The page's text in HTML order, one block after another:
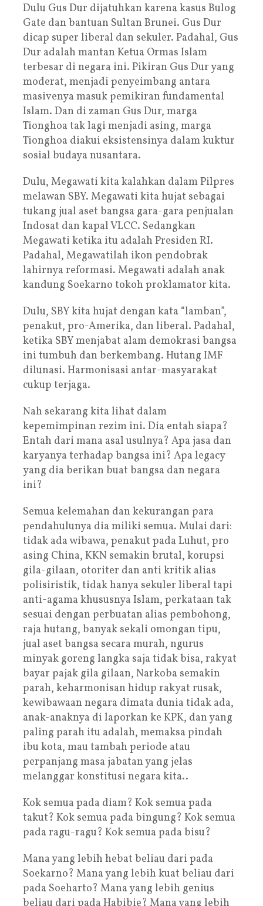
Dulu Gus Dur dijatuhkan karena kasus Bulog
Gate dan bantuan Sultan Brunei. Gus Dur
dicap super liberal dan sekuler. Padahal, Gus
Dur adalah mantan Ketua Ormas Islam
terbesar di negara ini. Pikiran Gus Dur yang
moderat, menjadi penyeimbang antara
masivenya masuk pemikiran fundamental
Islam. Dan di zaman Gus Dur, marga
Tionghoa tak lagi menjadi asing, marga
Tionghoa diakui eksistensinya dalam kuktur
sosial budaya nusantara.
Dulu, Megawati kita kalahkan dalam Pilpres
melawan SBY. Megawati kita hujat sebagai
tukang jual aset bangsa gara-gara penjualan
Indosat dan kapal VLCC. Sedangkan
Megawati ketika itu adalah Presiden RI.
Padahal, Megawatilah ikon pendobrak
lahirnya reformasi. Megawati adalah anak
kandung Soekarno tokoh proklamator kita.
Dulu, SBY kita hujat dengan kata “lamban”,
penakut, pro-Amerika, dan liberal. Padahal,
ketika SBY menjabat alam demokrasi bangsa
ini tumbuh dan berkembang. Hutang IMF
dilunasi. Harmonisasi antar-masyarakat
cukup terjaga.
Nah sekarang kita lihat dalam
kepemimpinan rezim ini. Dia entah siapa?
Entah dari mana asal usulnya? Apa jasa dan
karyanya terhadap bangsa ini? Apa legacy
yang dia berikan buat bangsa dan negara
ini?
Semua kelemahan dan kekurangan para
pendahulunya dia miliki semua. Mulai dari:
tidak ada wibawa, penakut pada Luhut, pro
asing China, KKN semakin brutal, korupsi
gila-gilaan, otoriter dan anti kritik alias
polisiristik, tidak hanya sekuler liberal tapi
anti-agama khususnya Islam, perkataan tak
sesuai dengan perbuatan alias pembohong,
raja hutang, banyak sekali omongan tipu,
jual aset bangsa secara murah, ngurus
minyak goreng langka saja tidak bisa, rakyat
bayar pajak gila gilaan, Narkoba semakin
parah, keharmonisan hidup rakyat rusak,
kewibawaan negara dimata dunia tidak ada,
anak-anaknya di laporkan ke KPK, dan yang
paling parah itu adalah, memaksa pindah
ibu kota, mau tambah periode atau
perpanjang masa jabatan yang jelas
melanggar konstitusi negara kita..
Kok semua pada diam? Kok semua pada
takut? Kok semua pada bingung? Kok semua
pada ragu-ragu? Kok semua pada bisu?
Mana yang lebih hebat beliau dari pada
Soekarno? Mana yang lebih kuat beliau dari
pada Soeharto? Mana yang lebih genius